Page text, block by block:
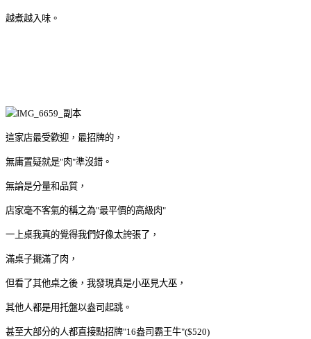
越煮越入味。
這家店最受歡迎，最招牌的，
無庸置疑就是"肉"準沒錯。
無論是分量和品質，
店家毫不客氣的稱之為"最平價的高級肉"
一上桌我真的覺得我們好像太誇張了，
滿桌子擺滿了肉，
但看了其他桌之後，我發現真是小巫見大巫，
其他人都是用托盤以盎司起跳。
甚至大部分的人都直接點招牌"16盎司霸王牛"($520)